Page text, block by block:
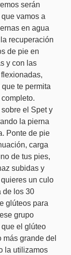
serán
vamos a
en agua
recuperación
de pie en
y con las
te permita
el Spet y
la pierna
Ponte de pie
carga
de tus pies,
subidas y
un culo
de los 30
glúteos para
grupo
el glúteo
más grande del
la utilizamos